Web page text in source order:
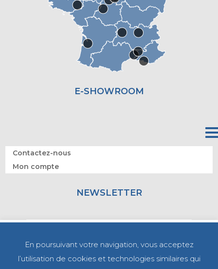
E-SHOWROOM
Contactez-nous
Mon compte
NEWSLETTER
En poursuivant votre navigation, vous acceptez
l’utilisation de cookies et technologies similaires qui